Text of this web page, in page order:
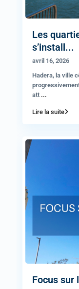
Les
s’install...
avril 16, 2026
Hadera, la ville
att ...
Lire la suite
Focus sur